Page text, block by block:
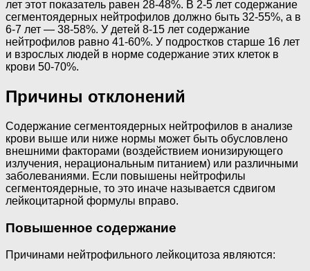
лет этот показатель равен 28-48%. В 2-5 лет содержание
сегментоядерных нейтрофилов должно быть 32-55%, а в
6-7 лет — 38-58%. У детей 8-15 лет содержание
нейтрофилов равно 41-60%. У подростков старше 16 лет
и взрослых людей в норме содержание этих клеток в
крови 50-70%.
Причины отклонений
Содержание сегментоядерных нейтрофилов в анализе
крови выше или ниже нормы может быть обусловлено
внешними факторами (воздействием ионизирующего
излучения, нерациональным питанием) или различными
заболеваниями. Если повышены нейтрофилы
сегментоядерные, то это иначе называется сдвигом
лейкоцитарной формулы вправо.
Повышенное содержание
Причинами нейтрофильного лейкоцитоза являются: